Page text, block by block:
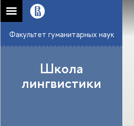
Факультет гуманитарных наук
Школа
лингвистики